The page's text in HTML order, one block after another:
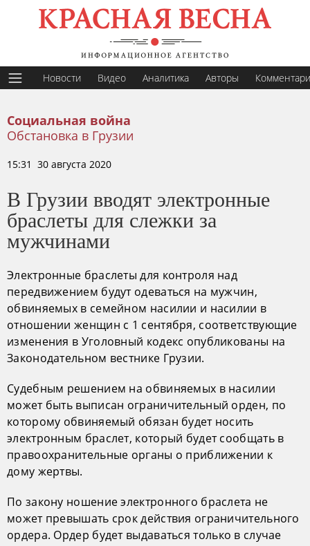
Новости Видео Аналитика Авторы
Социальная война
Обстановка в Грузии
15:31 30 августа 2020
В Грузии вводят электронные
браслеты для слежки за
мужчинами
Электронные браслеты для контроля над
передвижением будут одеваться на мужчин,
обвиняемых в семейном насилии и насилии в
отношении женщин с 1 сентября, соответствующие
изменения в Уголовный кодекс опубликованы на
Законодательном вестнике Грузии.
Судебным решением на обвиняемых в насилии
может быть выписан ограничительный орден, по
которому обвиняемый обязан будет носить
электронным браслет, который будет сообщать в
правоохранительные органы о приближении к
дому жертвы.
По закону ношение электронного браслета не
может превышать срок действия ограничительного
ордера. Ордер будет выдаваться только в случае